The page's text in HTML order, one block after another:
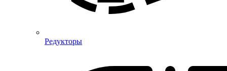
Редукторы